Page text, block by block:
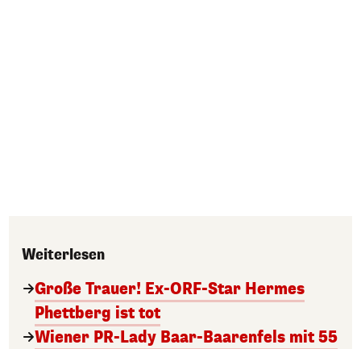
Weiterlesen
Große Trauer! Ex-ORF-Star Hermes
Phettberg ist tot
Wiener PR-Lady Baar-Baarenfels mit 55